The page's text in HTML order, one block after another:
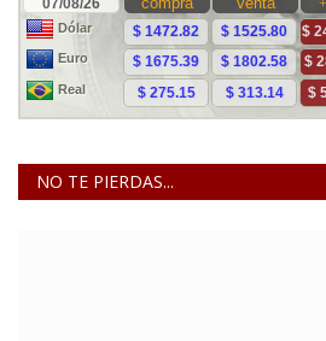
NO TE PIERDAS...